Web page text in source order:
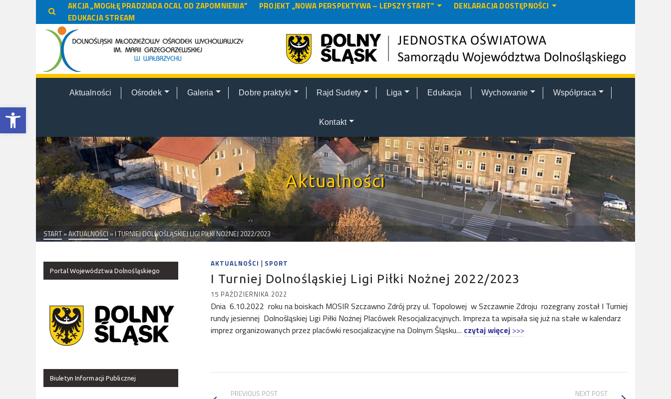
Otwórz pasek narzędzi
AKCJA „MOGIŁĘ PRADZIADA OCAL OD ZAPOMNIENIA” PROJEKT „NOWA PERSPEKTYWA – LEPSZY START”
DEKLARACJA DOSTĘPNOŚCI
EDUKACJA STREAM
Aktualności Ośrodek Galeria Dobre praktyki Rajd Sudety Liga Edukacja Wychowanie Współpraca
Kontakt
Aktualności
START »AKTUALNOŚCI » I TURNIEJ DOLNOŚLĄSKIEJ LIGI PIŁKI NOŻNEJ 2022/2023
AKTUALNOŚCI | SPORT
I Turniej Dolnośląskiej Ligi Piłki Nożnej 2022/2023
15 PAŹDZIERNIKA 2022
Dnia 6.10.2022 roku na boiskach MOSIR Szczawno Zdrój przy ul. Topolowej w Szczawnie Zdroju rozegrany został I Turniej
rundy jesiennej Dolnośląskiej Ligi Piłki Nożnej Placówek Resocjalizacyjnych. Impreza ta wpisała się już na stałe w kalendarz
imprez organizowanych przez placówki resocjalizacyjne na Dolnym Śląsku… czytaj więcej >>>
PREVIOUS POST NEXT POST
Portal Województwa Dolnośląskiego
Biuletyn Informacji Publicznej